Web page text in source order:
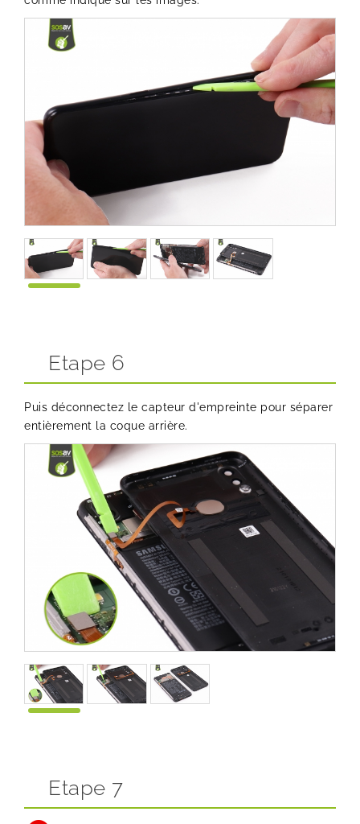
Etape 6
Puis déconnectez le capteur d'empreinte pour séparer
entièrement la coque arrière.
Etape 7